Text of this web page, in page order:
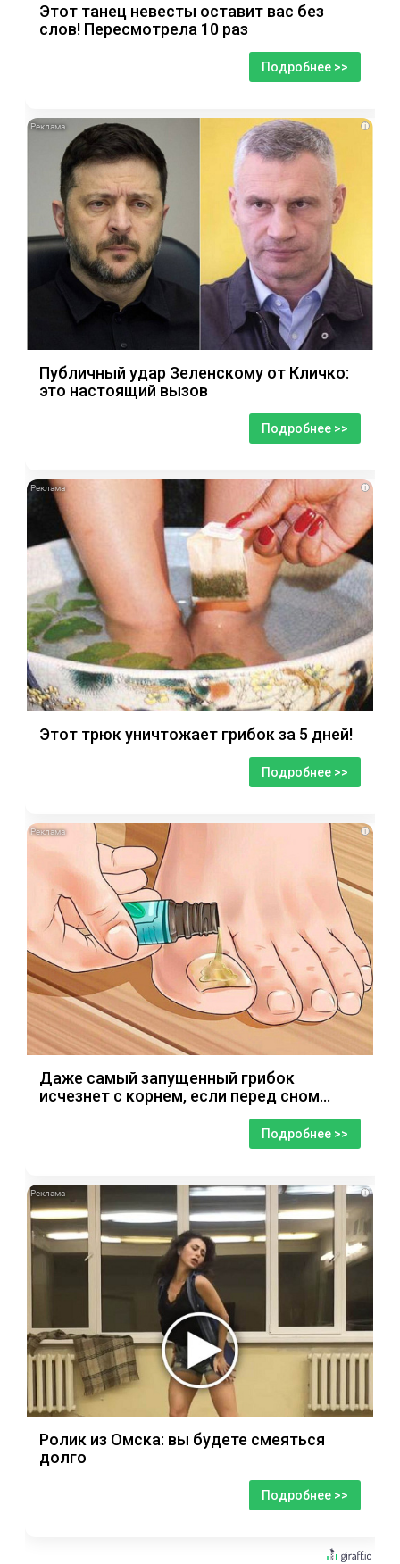
Этот танец невесты оставит вас без
слов! Пересмотрела 10 раз
Подробнее >>
i
Публичный удар Зеленскому от Кличко:
это настоящий вызов
Подробнее >>
i
Этот трюк уничтожает грибок за 5 дней!
Подробнее >>
i
Даже самый запущенный грибок
исчезнет с корнем, если перед сном…
Подробнее >>
i
Ролик из Омска: вы будете смеяться
долго
Подробнее >>